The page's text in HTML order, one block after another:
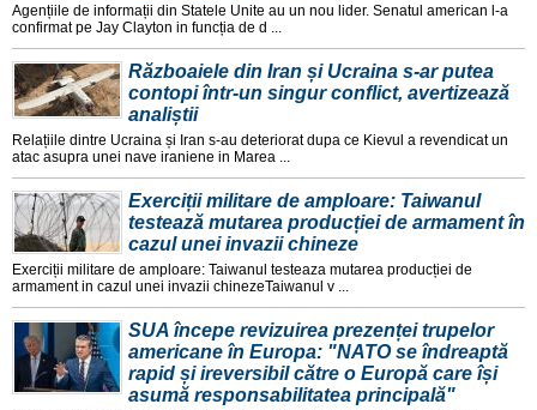
Agențiile de informații din Statele Unite au un nou lider. Senatul american l-a
confirmat pe Jay Clayton in funcția de d ...
Războaiele din Iran și Ucraina s-ar putea
contopi într-un singur conflict, avertizează
analiștii
Relațiile dintre Ucraina și Iran s-au deteriorat dupa ce Kievul a revendicat un
atac asupra unei nave iraniene in Marea ...
Exerciții militare de amploare: Taiwanul
testează mutarea producției de armament în
cazul unei invazii chineze
Exerciții militare de amploare: Taiwanul testeaza mutarea producției de
armament in cazul unei invazii chinezeTaiwanul v ...
SUA începe revizuirea prezenței trupelor
americane în Europa: "NATO se îndreaptă
rapid și ireversibil către o Europă care își
asumă responsabilitatea principală"